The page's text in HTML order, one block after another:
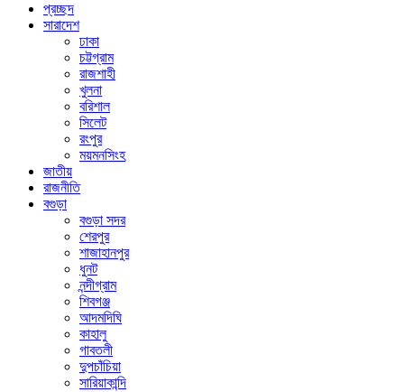
প্রচ্ছদ
সারাদেশ
ঢাকা
চট্টগ্রাম
রাজশাহী
খুলনা
বরিশাল
সিলেট
রংপুর
ময়মনসিংহ
জাতীয়
রাজনীতি
বগুড়া
বগুড়া সদর
শেরপুর
শাজাহানপুর
ধুনট
নন্দীগ্রাম
শিবগঞ্জ
আদমদিঘি
কাহালু
গাবতলী
দুপচাঁচিয়া
সারিয়াকান্দি